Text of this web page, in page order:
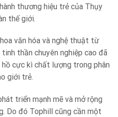
thương hiệu trẻ của Thụy
thế giới.
văn hóa và nghệ thuật từ
thần chuyên nghiệp cao đã
cực kì chất lượng trong phân
giới trẻ.
triển mạnh mẽ và mở rộng
Do đó Tophill cũng cần một